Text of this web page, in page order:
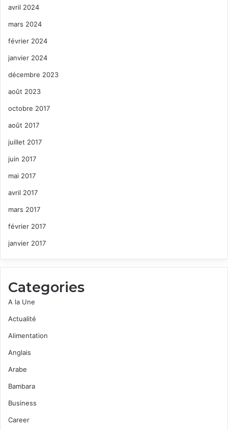
avril 2024
mars 2024
février 2024
janvier 2024
décembre 2023
août 2023
octobre 2017
août 2017
juillet 2017
juin 2017
mai 2017
avril 2017
mars 2017
février 2017
janvier 2017
Categories
A la Une
Actualité
Alimentation
Anglais
Arabe
Bambara
Business
Career